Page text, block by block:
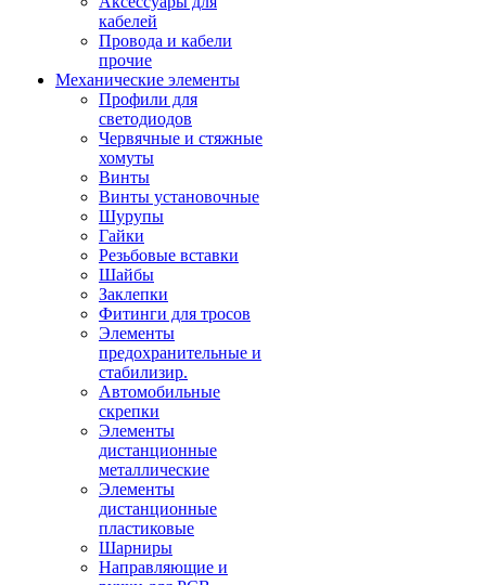
кабелей
Провода и кабели
прочие
Механические элементы
Профили для
светодиодов
Червячные и стяжные
хомуты
Винты
Винты установочные
Шурупы
Гайки
Резьбовые вставки
Шайбы
Заклепки
Фитинги для тросов
Элементы
предохранительные и
стабилизир.
Автомобильные
скрепки
Элементы
дистанционные
металлические
Элементы
дистанционные
пластиковые
Шарниры
Направляющие и